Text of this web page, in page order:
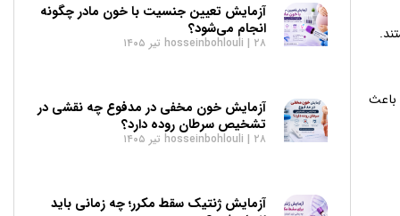
آزمایش تعیین جنسیت با خون مادر چگونه
انجام می‌شود؟
hosseinbohlouli ۲۸ تیر ۱۴۰۵
آزمایش خون مخفی در مدفوع چه نقشی در
تشخیص سرطان روده دارد؟
hosseinbohlouli ۲۸ تیر ۱۴۰۵
آزمایش ژنتیک سقط مکرر؛ چه زمانی باید